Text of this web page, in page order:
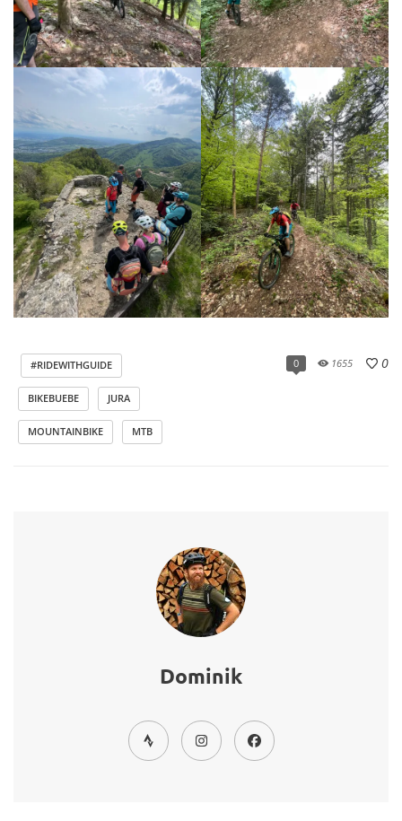
0 1655 0
#RIDEWITHGUIDE
BIKEBUEBE JURA
MOUNTAINBIKE MTB
Dominik